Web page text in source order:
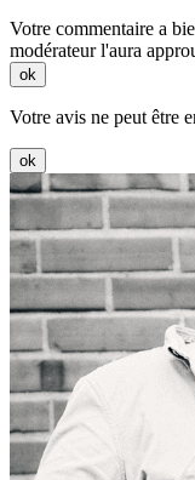
Votre commentaire a
modérateur l'aura
ok
Votre avis ne peut être
ok